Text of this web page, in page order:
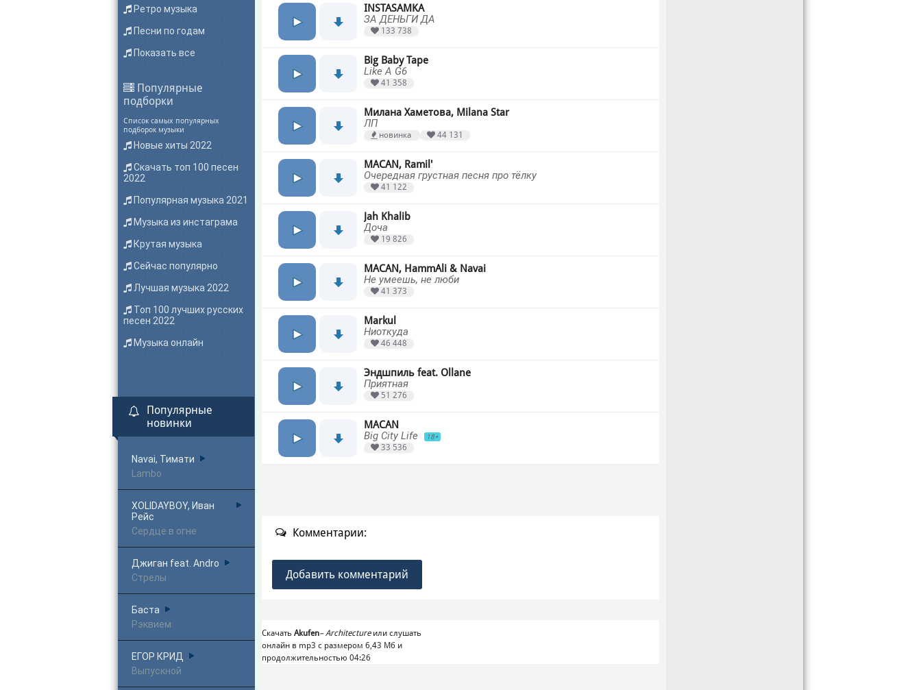
Ретро музыка
Песни по годам
Показать все
Популярные
подборки
Список самых популярных
подборок музыки
Новые хиты 2022
Скачать топ 100 песен
2022
Популярная музыка 2021
Музыка из инстаграма
Крутая музыка
Сейчас популярно
Лучшая музыка 2022
Топ 100 лучших русских
песен 2022
Музыка онлайн
Популярные
новинки
Navai, Тимати
Lambo
XOLIDAYBOY, Иван
Рейс
Сердце в огне
Джиган feat. Andro
Стрелы
Баста
Рэквием
ЕГОР КРИД
Выпускной
INSTASAMKA
ЗА ДЕНЬГИ ДА
133 738
Big Baby Tape
Like A G6
41 358
Милана Хаметова, Milana Star
ЛП
новинка 44 131
MACAN, Ramil'
Очередная грустная песня про тёлку
41 122
Jah Khalib
Доча
19 826
MACAN, HammAli & Navai
Не умеешь, не люби
41 373
Markul
Ниоткуда
46 448
Эндшпиль feat. Ollane
Приятная
51 276
MACAN
Big City Life
18+
33 536
Комментарии:
Добавить комментарий
Скачать Akufen– Architectureили слушать
онлайн в mp3 с размером 6,43 Mб и
продолжительностью 04:26